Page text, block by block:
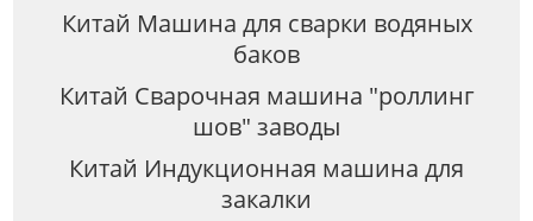
Китай Машина для сварки водяных
баков
Китай Сварочная машина "роллинг
шов" заводы
Китай Индукционная машина для
закалки